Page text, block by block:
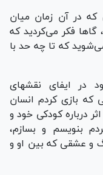
که در آن زمان میان
فکر می‌کردید که
که تا چه حد با
در ایفای نقشهای
که بازی کردم انسان
درباره کودکی خود و
بنویسم و بسازم،
و عشقی که بین او و